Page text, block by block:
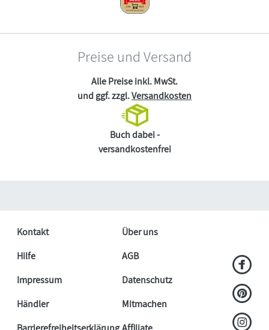
Preise und Versand
Alle Preise inkl. MwSt.
und ggf. zzgl.Versandkosten
Buch dabei -
versandkostenfrei
Kontakt
Über uns
Hilfe
AGB
Impressum
Datenschutz
Händler
Mitmachen